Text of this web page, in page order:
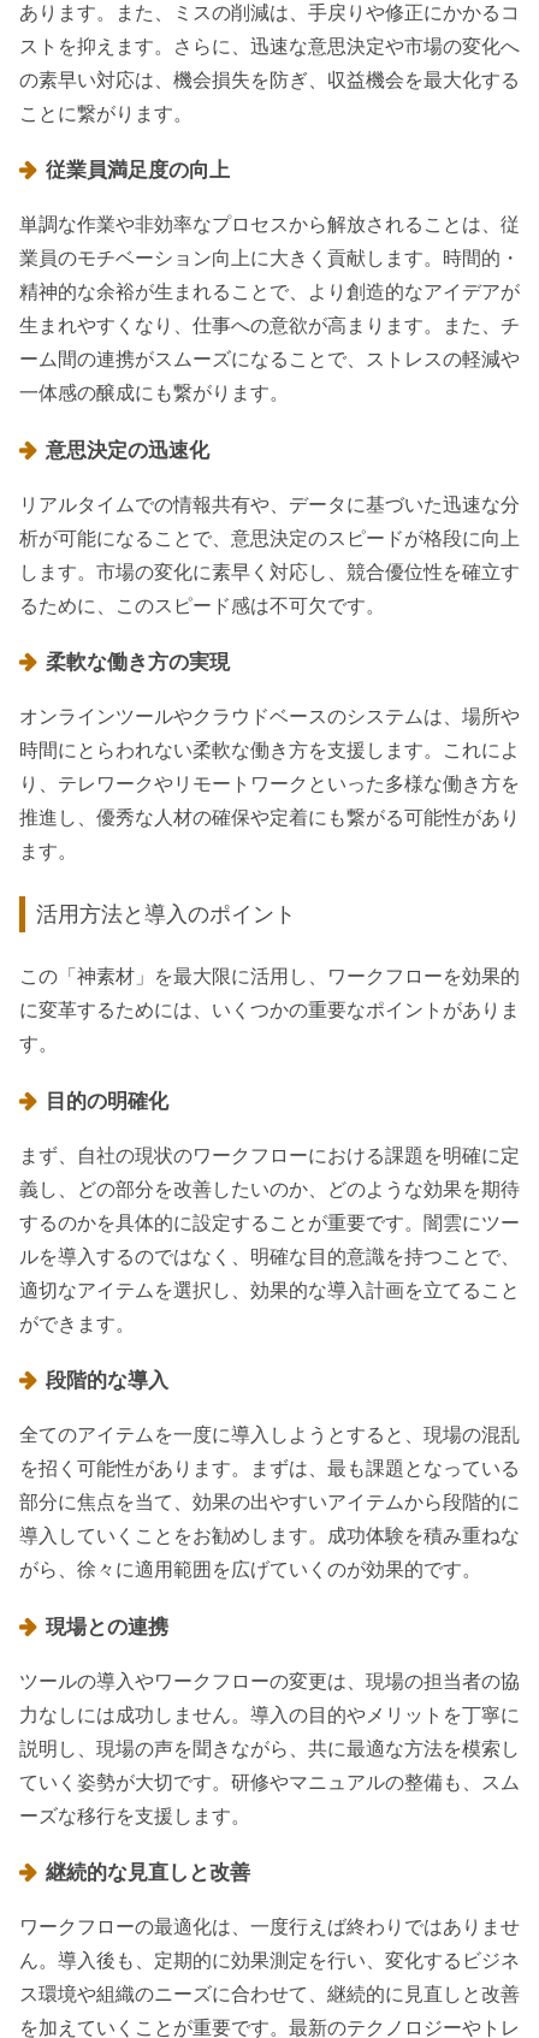
あります。また、ミスの削減は、手戻りや修正にかかるコ
ストを抑えます。さらに、迅速な意思決定や市場の変化へ
の素早い対応は、機会損失を防ぎ、収益機会を最大化する
ことに繋がります。
従業員満足度の向上
単調な作業や非効率なプロセスから解放されることは、従
業員のモチベーション向上に大きく貢献します。時間的・
精神的な余裕が生まれることで、より創造的なアイデアが
生まれやすくなり、仕事への意欲が高まります。また、チ
ーム間の連携がスムーズになることで、ストレスの軽減や
一体感の醸成にも繋がります。
意思決定の迅速化
リアルタイムでの情報共有や、データに基づいた迅速な分
析が可能になることで、意思決定のスピードが格段に向上
します。市場の変化に素早く対応し、競合優位性を確立す
るために、このスピード感は不可欠です。
柔軟な働き方の実現
オンラインツールやクラウドベースのシステムは、場所や
時間にとらわれない柔軟な働き方を支援します。これによ
り、テレワークやリモートワークといった多様な働き方を
推進し、優秀な人材の確保や定着にも繋がる可能性があり
ます。
活用方法と導入のポイント
この「神素材」を最大限に活用し、ワークフローを効果的
に変革するためには、いくつかの重要なポイントがありま
す。
目的の明確化
まず、自社の現状のワークフローにおける課題を明確に定
義し、どの部分を改善したいのか、どのような効果を期待
するのかを具体的に設定することが重要です。闇雲にツー
ルを導入するのではなく、明確な目的意識を持つことで、
適切なアイテムを選択し、効果的な導入計画を立てること
ができます。
段階的な導入
全てのアイテムを一度に導入しようとすると、現場の混乱
を招く可能性があります。まずは、最も課題となっている
部分に焦点を当て、効果の出やすいアイテムから段階的に
導入していくことをお勧めします。成功体験を積み重ねな
がら、徐々に適用範囲を広げていくのが効果的です。
現場との連携
ツールの導入やワークフローの変更は、現場の担当者の協
力なしには成功しません。導入の目的やメリットを丁寧に
説明し、現場の声を聞きながら、共に最適な方法を模索し
ていく姿勢が大切です。研修やマニュアルの整備も、スム
ーズな移行を支援します。
継続的な見直しと改善
ワークフローの最適化は、一度行えば終わりではありませ
ん。導入後も、定期的に効果測定を行い、変化するビジネ
ス環境や組織のニーズに合わせて、継続的に見直しと改善
を加えていくことが重要です。最新のテクノロジーやトレ